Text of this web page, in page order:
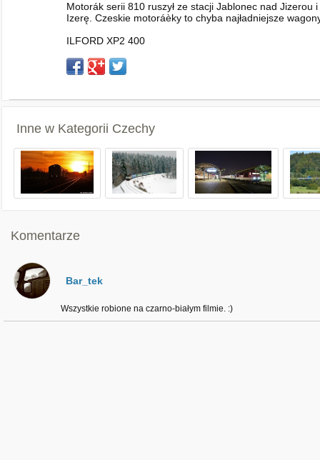
Motorák serii 810 ruszył ze stacji Jablonec nad Jizerou
Izerę. Czeskie motoráèky to chyba najładniejsze
ILFORD XP2 400
Inne w Kategorii Czechy
Komentarze
Bar_tek
Wszystkie robione na czarno-białym filmie. :)